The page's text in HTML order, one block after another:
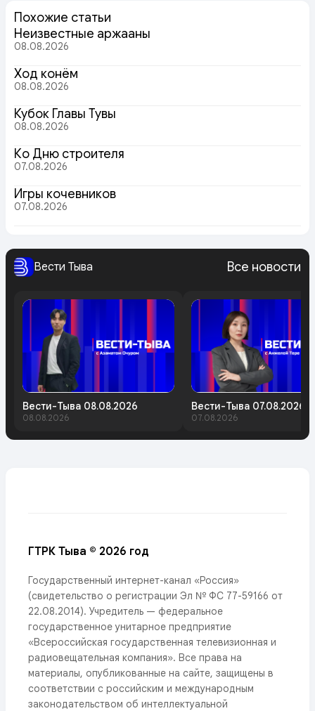
Похожие статьи
Неизвестные аржааны
08.08.2026
Ход конём
08.08.2026
Кубок Главы Тувы
08.08.2026
Ко Дню строителя
07.08.2026
Игры кочевников
07.08.2026
Вести Тыва Все новости
Вести-Тыва 08.08.2026
08.08.2026
Вести-Тыва 07.08.2026.
07.08.2026
ГТРК Тыва © 2026 год
Государственный интернет-канал «Россия»
(свидетельство о регистрации Эл № ФС 77-59166 от
22.08.2014). Учредитель — федеральное
государственное унитарное предприятие
«Всероссийская государственная телевизионная и
радиовещательная компания». Все права на
материалы, опубликованные на сайте, защищены в
соответствии с российским и международным
законодательством об интеллектуальной